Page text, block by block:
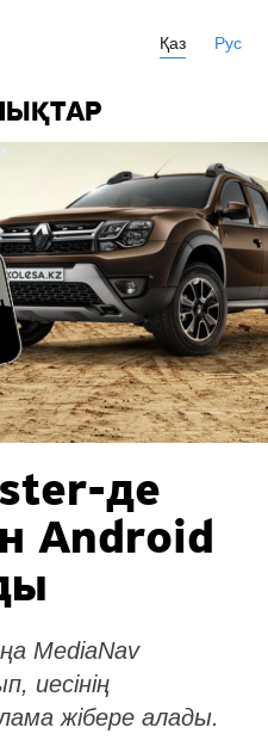
Қаз Рус
де
Android
MediaNav
иесінің
жібере алады.